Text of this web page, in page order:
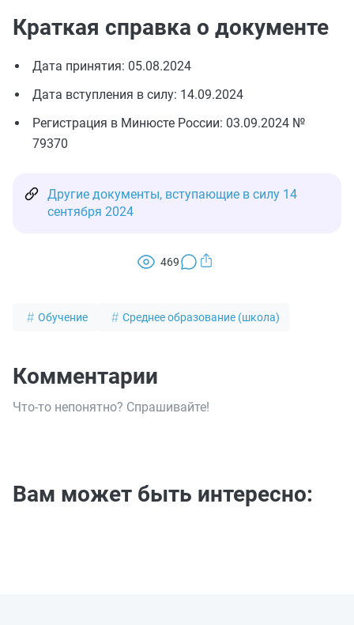
Краткая справка о документе
Дата принятия: 05.08.2024
Дата вступления в силу: 14.09.2024
Регистрация в Минюсте России: 03.09.2024 №
79370
Другие документы, вступающие в силу 14
сентября 2024
469
Обучение Среднее образование (школа)
Комментарии
Что-то непонятно? Спрашивайте!
Вам может быть интересно: